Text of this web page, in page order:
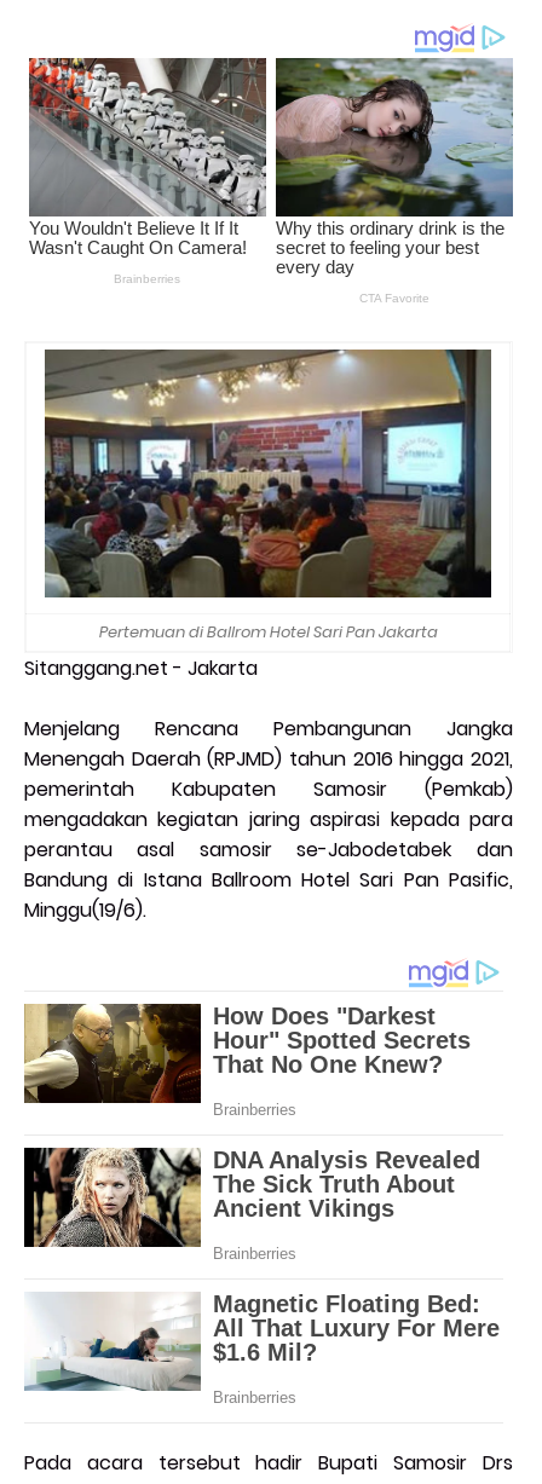
Pertemuan di Ballrom Hotel Sari Pan Jakarta
Sitanggang.net - Jakarta
Menjelang Rencana Pembangunan Jangka
Menengah Daerah (RPJMD) tahun 2016 hingga 2021,
pemerintah Kabupaten Samosir (Pemkab)
mengadakan kegiatan jaring aspirasi kepada para
perantau asal samosir se-Jabodetabek dan
Bandung di Istana Ballroom Hotel Sari Pan Pasific,
Minggu(19/6).
Pada acara tersebut hadir Bupati Samosir Drs